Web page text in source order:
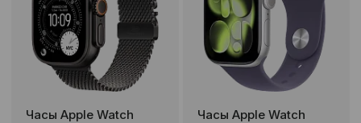
Часы Apple Watch
Часы Apple Watch